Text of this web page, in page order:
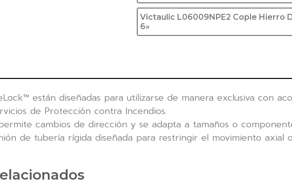
Victaulic L06009NPE2 Cople Hierro
6»
están diseñadas para utilizarse de manera exclusiva con
de Protección contra Incendios.
cambios de dirección y se adapta a tamaños o
de tubería rígida diseñada para restringir el movimiento axial